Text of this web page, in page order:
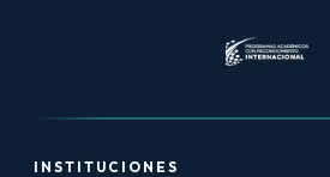
INSTITUCIONES